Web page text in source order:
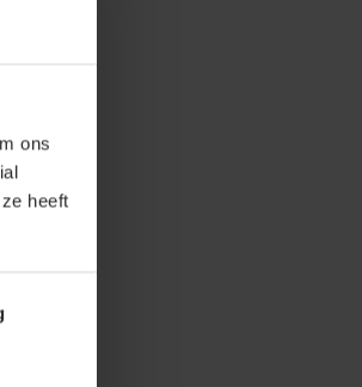
ons
heeft